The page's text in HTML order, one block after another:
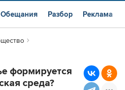
Обещания Разбор Реклама
формируется
среда?